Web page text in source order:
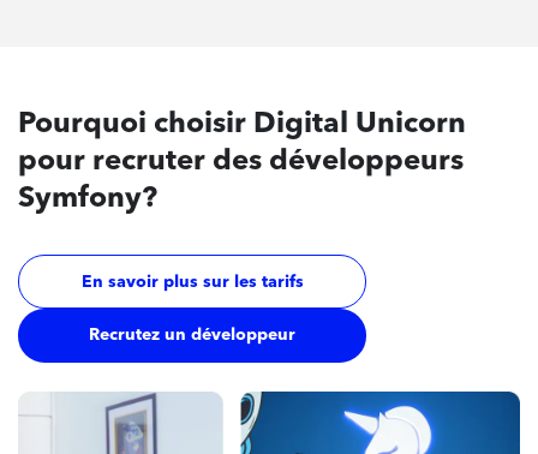
Pourquoi choisir Digital Unicorn
pour recruter des développeurs
Symfony?
En savoir plus sur les tarifs
Recrutez un développeur